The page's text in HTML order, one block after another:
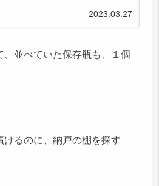
2023.03.27
、並べていた保存瓶も、１個
けるのに、納戸の棚を探す